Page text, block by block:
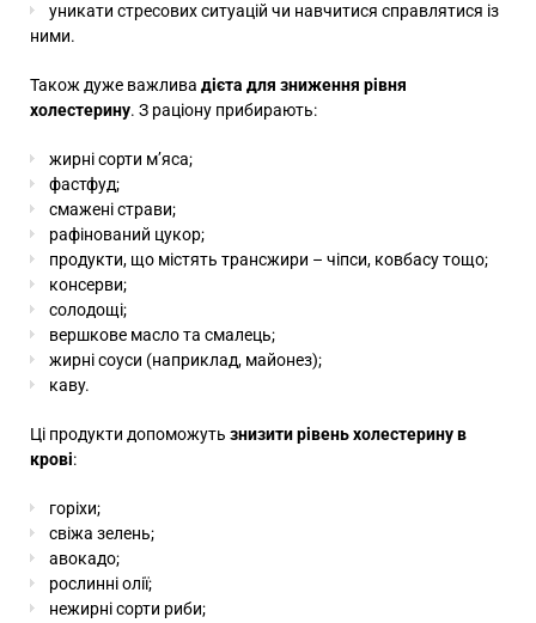
уникати стресових ситуацій чи навчитися справлятися із
ними.
Також дуже важлива дієта для зниження рівня
холестерину. З раціону прибирають:
жирні сорти м’яса;
фастфуд;
смажені страви;
рафінований цукор;
продукти, що містять трансжири – чіпси, ковбасу тощо;
консерви;
солодощі;
вершкове масло та смалець;
жирні соуси (наприклад, майонез);
каву.
Ці продукти допоможуть знизити рівень холестерину в
крові:
горіхи;
свіжа зелень;
авокадо;
рослинні олії;
нежирні сорти риби;